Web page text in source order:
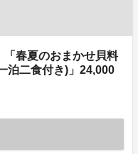
春夏のおまかせ貝料
泊二食付き)」24,000